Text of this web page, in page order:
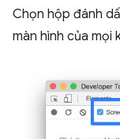
Chọn hộp đánh
màn hình của mọi